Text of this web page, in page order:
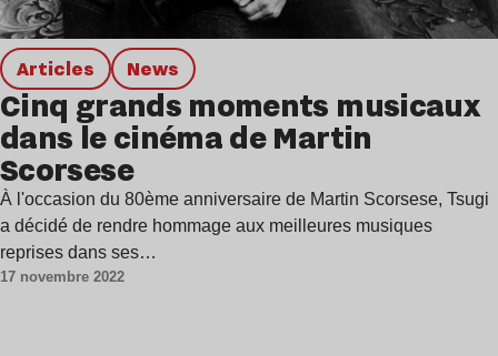
Articles news
Cinq grands moments musicaux
dans le cinéma de Martin
Scorsese
À l'occasion du 80ème anniversaire de Martin Scorsese, Tsugi
a décidé de rendre hommage aux meilleures musiques
reprises dans ses…
17 novembre 2022